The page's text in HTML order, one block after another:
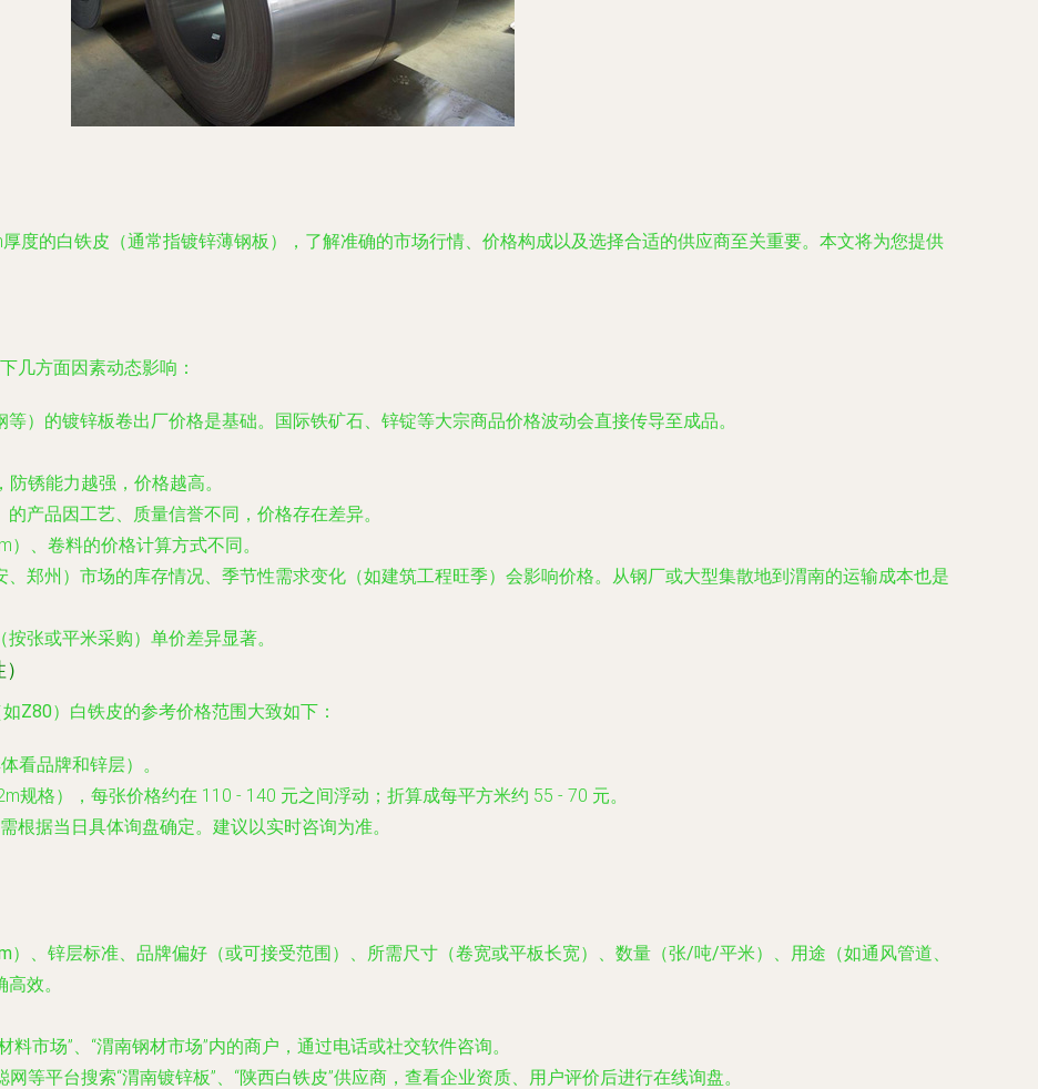
度的白铁皮（通常指镀锌薄钢板），了解准确的市场行情、价格构成以及选择合适的供应商至关重要。本文将为您提供
几方面因素动态影响：
等）的镀锌板卷出厂价格是基础。国际铁矿石、锌锭等大宗商品价格波动会直接传导至成品。
防锈能力越强，价格越高。
的产品因工艺、质量信誉不同，价格存在差异。
）、卷料的价格计算方式不同。
、郑州）市场的库存情况、季节性需求变化（如建筑工程旺季）会影响价格。从钢厂或大型集散地到渭南的运输成本也是
张或平米采购）单价差异显著。
Z80）白铁皮的参考价格范围大致如下：
看品牌和锌层）。
规格），每张价格约在 110 - 140 元之间浮动；折算成每平方米约 55 - 70 元。
根据当日具体询盘确定。建议以实时咨询为准。
）、锌层标准、品牌偏好（或可接受范围）、所需尺寸（卷宽或平板长宽）、数量（张/吨/平米）、用途 （如通风管道、
效。
料市场”、“渭南钢材市场”内的商户，通过电话或社交软件咨询。
网等平台搜索“渭南镀锌板”、“陕西白铁皮”供应商，查看企业资质、用户评价后进行在线询盘。